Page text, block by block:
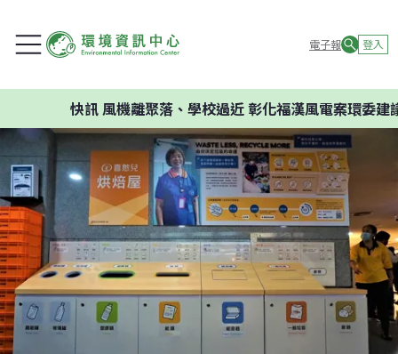
電子報 登入
風機離聚落、學校過近 彰化福漢風電案環委建議不應